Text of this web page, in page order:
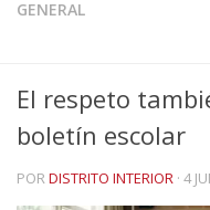
GENERAL
El respeto
boletín escolar
PORDISTRITO INTERIOR · 4